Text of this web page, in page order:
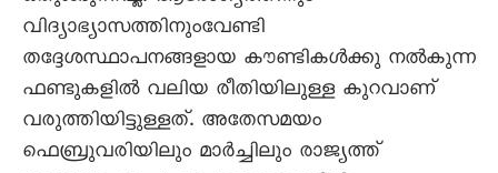
വിദ്യാഭ്യാസത്തിനുംവേണ്ടി
തദ്ദേശസ്ഥാപനങ്ങളായ കൗണ്ടികൾക്കു നൽകുന്ന
ഫണ്ടുകളിൽ വലിയ രീതിയിലുള്ള കുറവാണ്
വരുത്തിയിട്ടുള്ളത്. അതേസമയം
ഫെബ്രുവരിയിലും മാർച്ചിലും രാജ്യത്ത്